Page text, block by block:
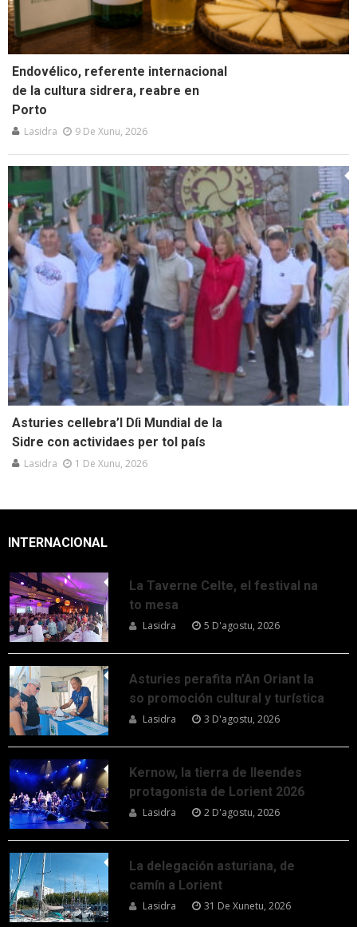
Endovélico, referente internacional
de la cultura sidrera, reabre en
Porto
Lasidra 9 De Xunu, 2026
Asturies cellebra’l Díi Mundial de la
Sidre con actividaes per tol país
Lasidra 1 De Xunu, 2026
INTERNACIONAL
La Taverne Celte, el festival na
to mesa
Lasidra 5 D'agostu, 2026
Asturies perafita n’An Oriant la
so promoción cultural y turística
Lasidra 3 D'agostu, 2026
Kernow, la tierra de lleendes
protagonista de Lorient 2026
Lasidra 2 D'agostu, 2026
La delegación asturiana, de
camín a Lorient
Lasidra 31 De Xunetu, 2026